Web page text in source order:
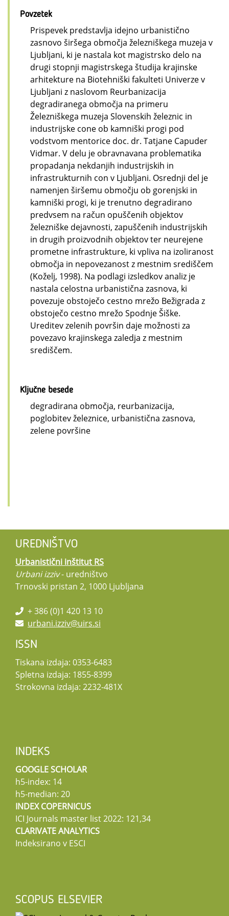
Povzetek
Prispevek predstavlja idejno urbanistično
zasnovo širšega območja železniškega muzeja v
Ljubljani, ki je nastala kot magistrsko delo na
drugi stopnji magistrskega študija krajinske
arhitekture na Biotehniški fakulteti Univerze v
Ljubljani z naslovom Reurbanizacija
degradiranega območja na primeru
Železniškega muzeja Slovenskih železnic in
industrijske cone ob kamniški progi pod
vodstvom mentorice doc. dr. Tatjane Capuder
Vidmar. V delu je obravnavana problematika
propadanja nekdanjih industrijskih in
infrastrukturnih con v Ljubljani. Osrednji del je
namenjen širšemu območju ob gorenjski in
kamniški progi, ki je trenutno degradirano
predvsem na račun opuščenih objektov
železniške dejavnosti, zapuščenih industrijskih
in drugih proizvodnih objektov ter neurejene
prometne infrastrukture, ki vpliva na izoliranost
območja in nepovezanost z mestnim središčem
(Koželj, 1998). Na podlagi izsledkov analiz je
nastala celostna urbanistična zasnova, ki
povezuje obstoječo cestno mrežo Bežigrada z
obstoječo cestno mrežo Spodnje Šiške.
Ureditev zelenih površin daje možnosti za
povezavo krajinskega zaledja z mestnim
središčem.
Ključne besede
degradirana območja, reurbanizacija,
poglobitev železnice, urbanistična zasnova,
zelene površine
UREDNIŠTVO
Urbanistični inštitut RS
Urbani izziv- uredništvo
Trnovski pristan 2, 1000 Ljubljana
+ 386 (0)1 420 13 10
urbani.izziv@uirs.si
ISSN
Tiskana izdaja: 0353-6483
Spletna izdaja: 1855-8399
Strokovna izdaja: 2232-481X
INDEKS
GOOGLE SCHOLAR
h5-index: 14
h5-median: 20
INDEX COPERNICUS
ICI Journals master list 2022: 121,34
CLARIVATE ANALYTICS
Indeksirano v ESCI
SCOPUS ELSEVIER